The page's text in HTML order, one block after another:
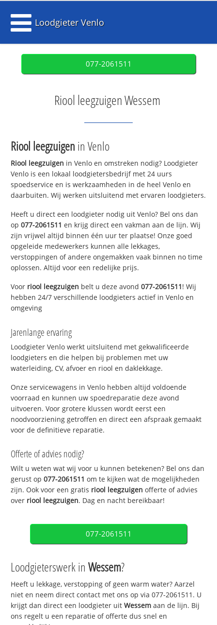
Loodgieter Venlo
077-2061511
Riool leegzuigen Wessem
Riool leegzuigen in Venlo
Riool leegzuigen in Venlo en omstreken nodig? Loodgieter
Venlo is een lokaal loodgietersbedrijf met 24 uurs
spoedservice en is werkzaamheden in de heel Venlo en
daarbuiten. Wij werken uitsluitend met ervaren loodgieters.
Heeft u direct een loodgieter nodig uit Venlo? Bel ons dan
op077-2061511 en krijg direct een vakman aan de lijn. Wij
zijn vrijwel altijd binnen één uur ter plaatse! Onze goed
opgeleide medewerkers kunnen alle lekkages,
verstoppingen of andere ongemakken vaak binnen no time
oplossen. Altijd voor een redelijke prijs.
Voor riool leegzuigen belt u deze avond077-2061511! Wij
hebben 24/7 verschillende loodgieters actief in Venlo en
omgeving
Jarenlange ervaring
Loodgieter Venlo werkt uitsluitend met gekwalificeerde
loodgieters en die helpen bij problemen met uw
waterleiding, CV, afvoer en riool en daklekkage.
Onze servicewagens in Venlo hebben altijd voldoende
voorraad en kunnen uw spoedreparatie deze avond
uitvoeren. Voor grotere klussen wordt eerst een
noodvoorziening getroffen en direct een afspraak gemaakt
voor de definitieve reparatie.
Offerte of advies nodig?
Wilt u weten wat wij voor u kunnen betekenen? Bel ons dan
gerust op077-2061511 om te kijken wat de mogelijkheden
zijn. Ook voor een gratis riool leegzuigen offerte of advies
over riool leegzuigen. Dag en nacht bereikbaar!
077-2061511
Loodgieterswerk inWessem?
Heeft u lekkage, verstopping of geen warm water? Aarzel
niet en neem direct contact met ons op via 077-2061511. U
krijgt dan direct een loodgieter uitWessem aan de lijn. Bij
ons regelt u een reparatie of offerte dus snel en